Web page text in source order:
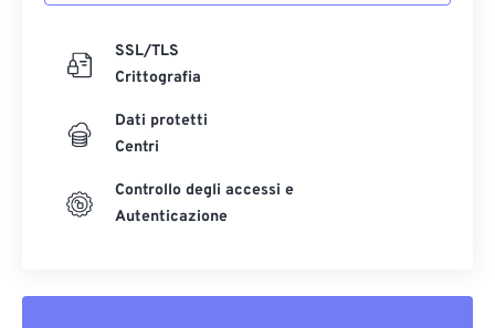
SSL/TLS
Crittografia
Dati protetti
Centri
Controllo degli accessi e
Autenticazione